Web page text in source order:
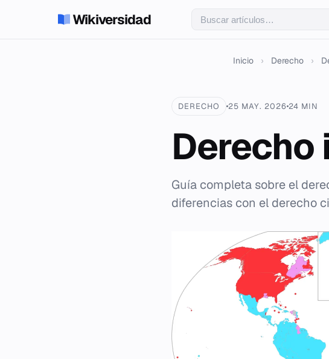
Wikiversidad
Inicio › Derecho ›
DERECHO 25 MAY. 2026 24 MIN
Derecho
Guía completa sobre el
diferencias con el derecho